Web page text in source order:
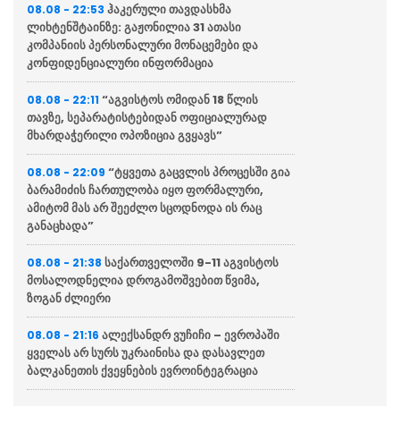
08.08 - 22:53 ჰაკერული თავდასხმა
ლიხტენშტაინზე: გაჟონილია 31 ათასი
კომპანიის პერსონალური მონაცემები და
კონფიდენციალური ინფორმაცია
08.08 - 22:11 “აგვისტოს ომიდან 18 წლის
თავზე, სეპარატისტებიდან ოფიციალურად
მხარდაჭერილი ოპოზიცია გვყავს”
08.08 - 22:09 “ტყვეთა გაცვლის პროცესში გია
ბარამიძის ჩართულობა იყო ფორმალური,
ამიტომ მას არ შეეძლო სცოდნოდა ის რაც
განაცხადა”
08.08 - 21:38 საქართველოში 9-11 აგვისტოს
მოსალოდნელია დროგამოშვებით წვიმა,
ზოგან ძლიერი
08.08 - 21:16 ალექსანდრ ვუჩიჩი – ევროპაში
ყველას არ სურს უკრაინისა და დასავლეთ
ბალკანეთის ქვეყნების ევროინტეგრაცია